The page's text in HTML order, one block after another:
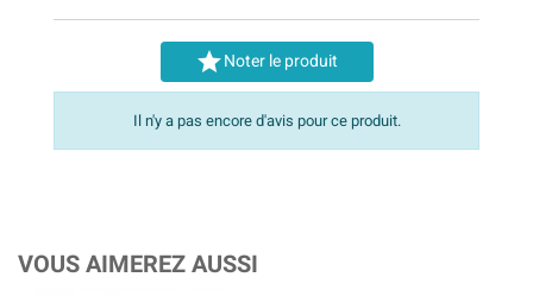
Noter le produit
Il n'y a pas encore d'avis pour ce produit.
VOUS AIMEREZ AUSSI